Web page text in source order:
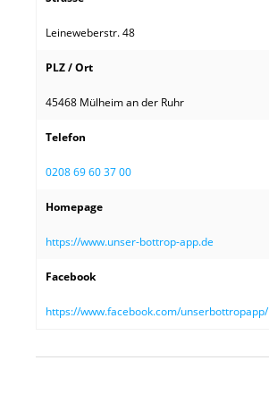
Leineweberstr. 48
PLZ / Ort
45468 Mülheim an der Ruhr
Telefon
0208 69 60 37 00
Homepage
https://www.unser-bottrop-app.de
Facebook
https://www.facebook.com/unserbottropapp/